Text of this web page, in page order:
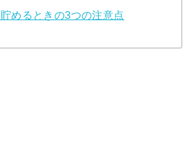
めるときの3つの注意点